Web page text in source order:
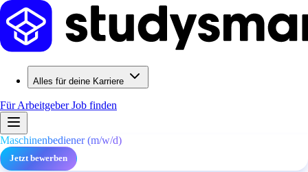
Alles für deine Karriere
Für ArbeitgeberJob finden
Maschinenbediener (m/w/d)
Jetzt bewerben